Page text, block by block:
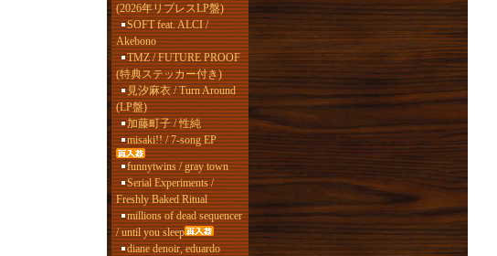
(2026年リプレスLP盤)
SOFT feat. ALCI /
Akebono
TMZ / FUTURE PROOF
(特典ステッカー付き)
見汐麻衣 / Turn Around
(LP盤)
加藤町子 / 性純
misaki!! / 7-song EP
funnytwins / gray town
Serial Experiments /
Freshly Baked Ritual
millions of dead sequencer
/ until you sleep
diane denoir, eduardo